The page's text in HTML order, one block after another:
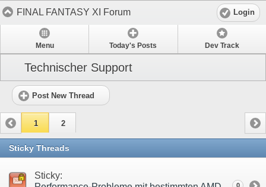
FINAL FANTASY XI Forum Login
Menu Today's Posts Dev Track
Technischer Support
Post New Thread
1 2
Sticky Threads
Sticky:
0